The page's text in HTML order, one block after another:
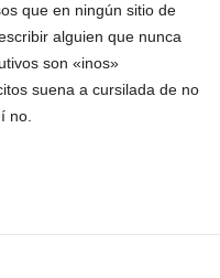
que en ningún sitio de
alguien que nunca
son «inos»
suena a cursilada de no
no.